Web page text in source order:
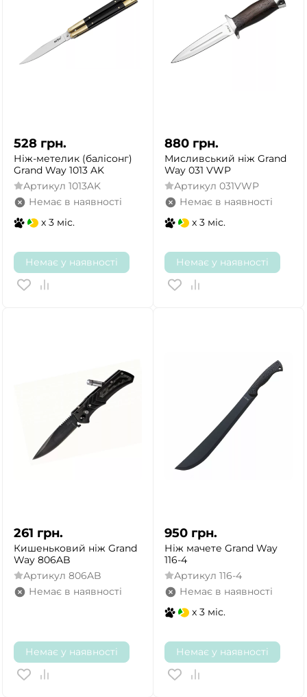
528 грн.
Ніж-метелик (балісонг)
Grand Way 1013 AK
Артикул 1013AK
Немає в наявності
x 3 міс.
Немає у наявності
880 грн.
Мисливський ніж Grand
Way 031 VWP
Артикул 031VWP
Немає в наявності
x 3 міс.
Немає у наявності
261 грн.
Кишеньковий ніж Grand
Way 806AB
Артикул 806AB
Немає в наявності
Немає у наявності
950 грн.
Ніж мачете Grand Way
116-4
Артикул 116-4
Немає в наявності
x 3 міс.
Немає у наявності
НІ